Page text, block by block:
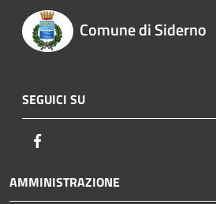
Comune di Siderno
SEGUICI SU
AMMINISTRAZIONE